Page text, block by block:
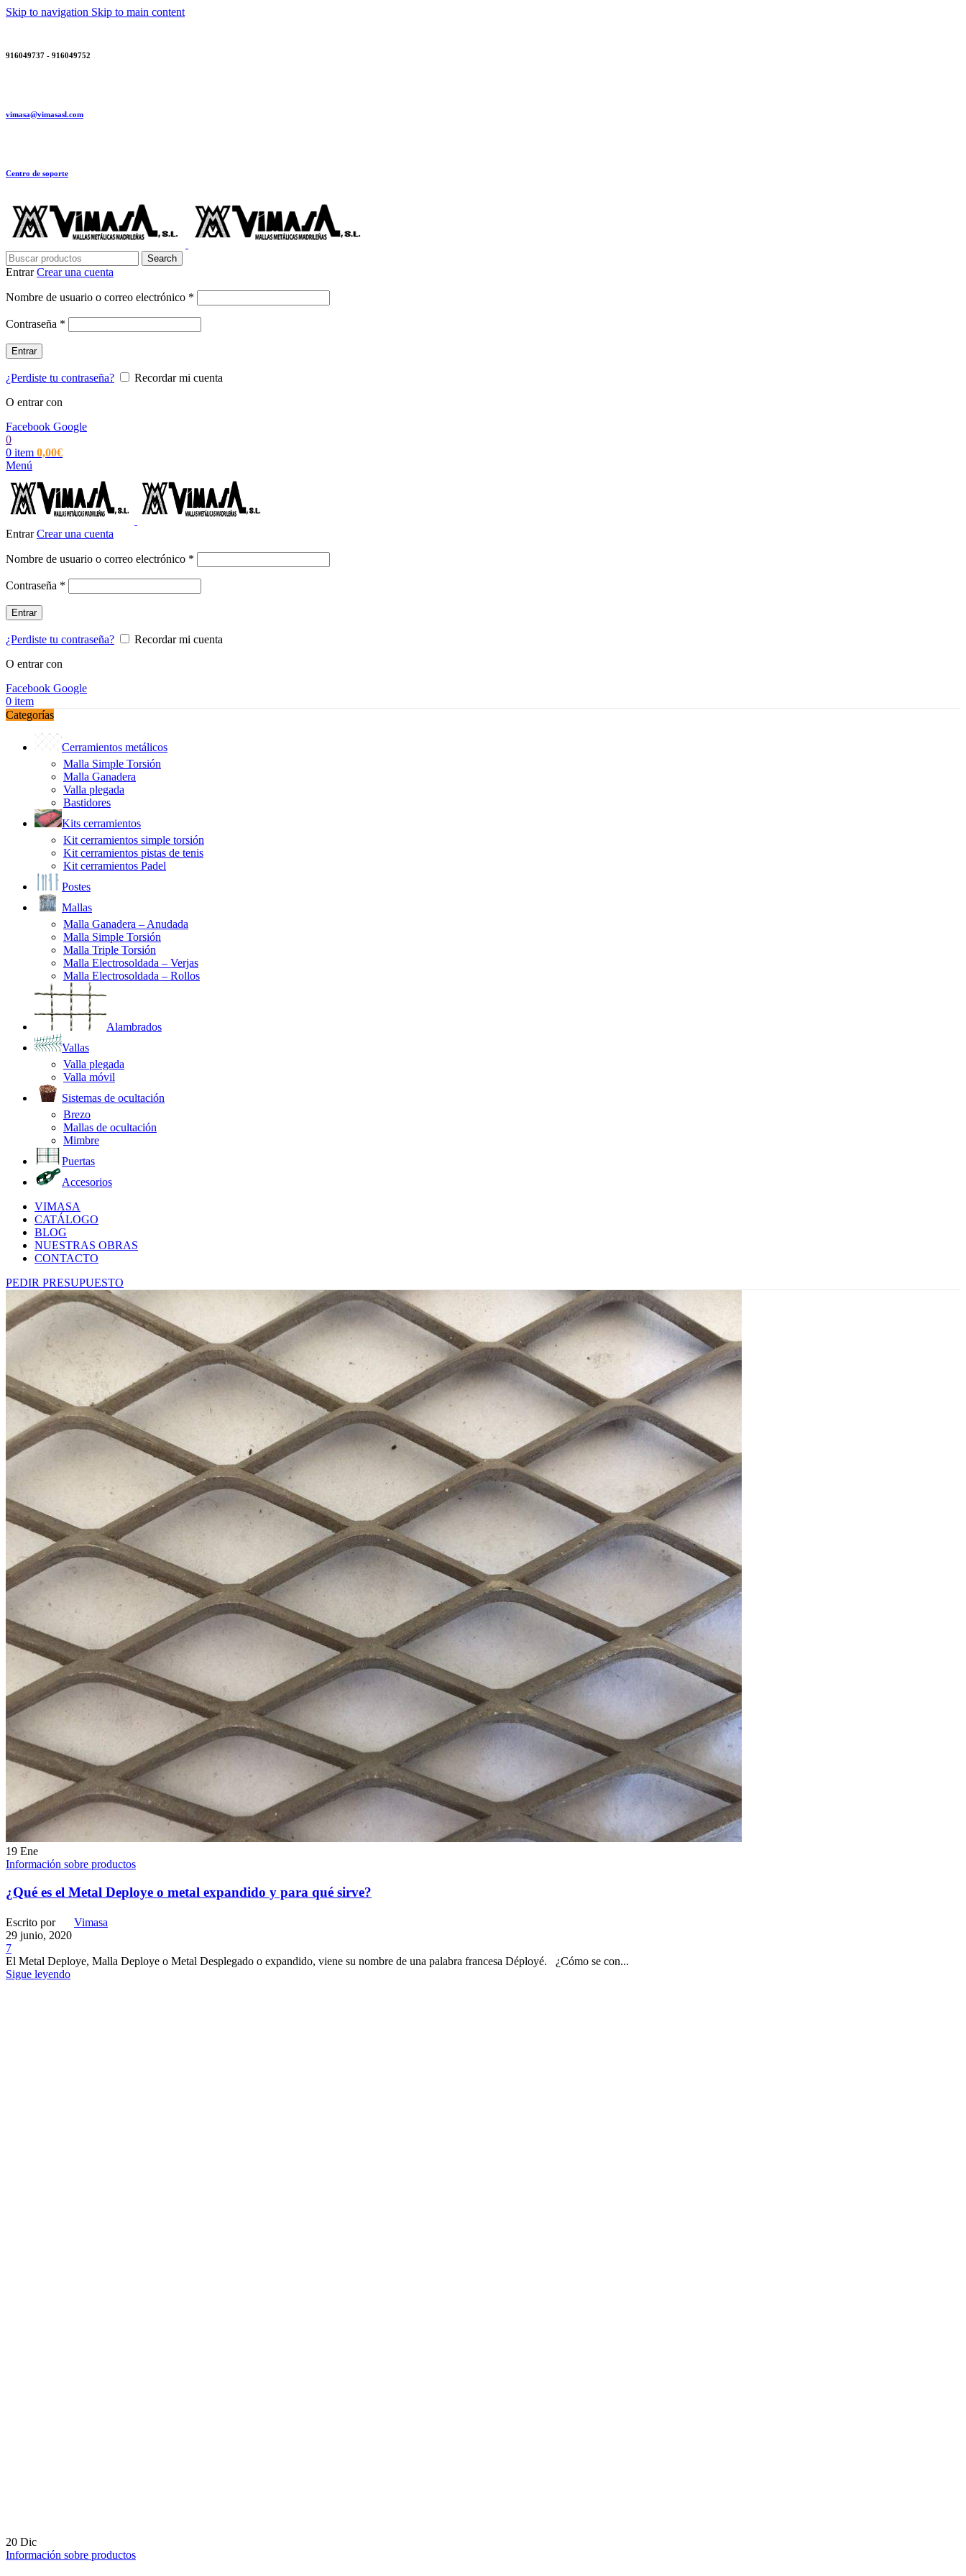
Skip to navigation Skip to main content
916049737 - 916049752
vimasa@vimasasl.com
Centro de soporte
Search
EntrarCrear una cuenta
Nombre de usuario o correo electrónico *
Contraseña *
Entrar
¿Perdiste tu contraseña?
Recordar mi cuenta
O entrar con
Facebook Google
0
0 item 0,00€
Menú
EntrarCrear una cuenta
Nombre de usuario o correo electrónico *
Contraseña *
Entrar
¿Perdiste tu contraseña?
Recordar mi cuenta
O entrar con
Facebook Google
0 item
Categorías
Cerramientos metálicos
Malla Simple Torsión
Malla Ganadera
Valla plegada
Bastidores
Kits cerramientos
Kit cerramientos simple torsión
Kit cerramientos pistas de tenis
Kit cerramientos Padel
Postes
Mallas
Malla Ganadera – Anudada
Malla Simple Torsión
Malla Triple Torsión
Malla Electrosoldada – Verjas
Malla Electrosoldada – Rollos
Alambrados
Vallas
Valla plegada
Valla móvil
Sistemas de ocultación
Brezo
Mallas de ocultación
Mimbre
Puertas
Accesorios
VIMASA
CATÁLOGO
BLOG
NUESTRAS OBRAS
CONTACTO
PEDIR PRESUPUESTO
19 Ene
Información sobre productos
¿Qué es el Metal Deploye o metal expandido y para qué sirve?
Escrito por
Vimasa
29 junio, 2020
7
El Metal Deploye, Malla Deploye o Metal Desplegado o expandido, viene su nombre de una palabra francesa Déployé. ¿Cómo se con...
Sigue leyendo
20 Dic
Información sobre productos